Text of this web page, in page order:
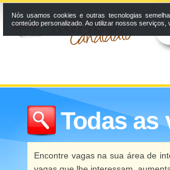
Todas as
Encontre vagas na sua área de
Nós usamos cookies e outras tecnologias
conteúdo personalizado. Ao utilizar nossos